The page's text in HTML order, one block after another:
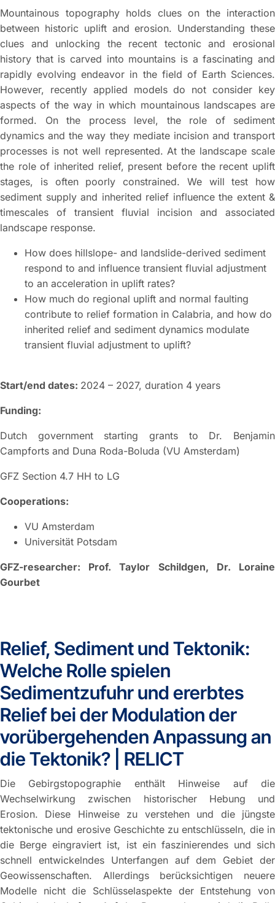
Mountainous topography holds clues on the interaction
between historic uplift and erosion. Understanding these
clues and unlocking the recent tectonic and erosional
history that is carved into mountains is a fascinating and
rapidly evolving endeavor in the field of Earth Sciences.
However, recently applied models do not consider key
aspects of the way in which mountainous landscapes are
formed. On the process level, the role of sediment
dynamics and the way they mediate incision and transport
processes is not well represented. At the landscape scale
the role of inherited relief, present before the recent uplift
stages, is often poorly constrained. We will test how
sediment supply and inherited relief influence the extent &
timescales of transient fluvial incision and associated
landscape response.
How does hillslope- and landslide-derived sediment
respond to and influence transient fluvial adjustment
to an acceleration in uplift rates?
How much do regional uplift and normal faulting
contribute to relief formation in Calabria, and how do
inherited relief and sediment dynamics modulate
transient fluvial adjustment to uplift?
Start/end dates: 2024 – 2027, duration 4 years
Funding:
Dutch government starting grants to Dr. Benjamin
Campforts and Duna Roda-Boluda (VU Amsterdam)
GFZ Section 4.7 HH to LG
Cooperations:
VU Amsterdam
Universität Potsdam
GFZ-researcher: Prof. Taylor Schildgen, Dr. Loraine
Gourbet
Relief, Sediment und Tektonik:
Welche Rolle spielen
Sedimentzufuhr und ererbtes
Relief bei der Modulation der
vorübergehenden Anpassung an
die Tektonik? | RELICT
Die Gebirgstopographie enthält Hinweise auf die
Wechselwirkung zwischen historischer Hebung und
Erosion. Diese Hinweise zu verstehen und die jüngste
tektonische und erosive Geschichte zu entschlüsseln, die in
die Berge eingraviert ist, ist ein faszinierendes und sich
schnell entwickelndes Unterfangen auf dem Gebiet der
Geowissenschaften. Allerdings berücksichtigen neuere
Modelle nicht die Schlüsselaspekte der Entstehung von